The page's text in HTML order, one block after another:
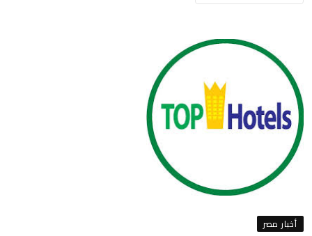
أخبار مصر